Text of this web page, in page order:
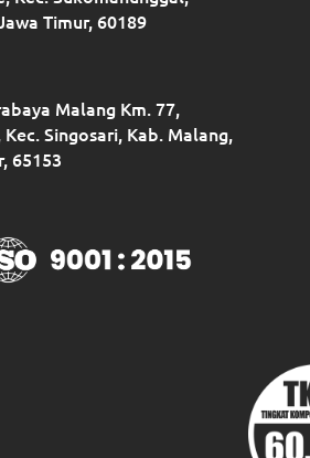
Timur, 60189
Malang Km. 77,
Singosari, Kab. Malang,
65153